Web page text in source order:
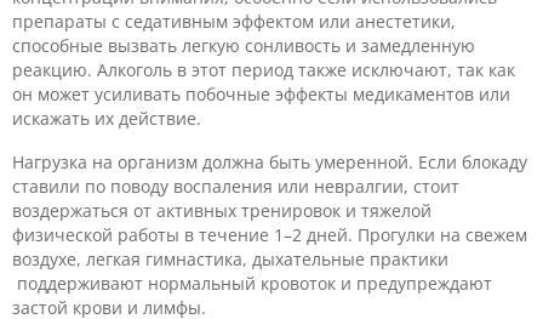
препараты с седативным эффектом или анестетики,
способные вызвать легкую сонливость и замедленную
реакцию. Алкоголь в этот период также исключают, так как
он может усиливать побочные эффекты медикаментов или
искажать их действие.
Нагрузка на организм должна быть умеренной. Если блокаду
ставили по поводу воспаления или невралгии, стоит
воздержаться от активных тренировок и тяжелой
физической работы в течение 1–2 дней. Прогулки на свежем
воздухе, легкая гимнастика, дыхательные практики
поддерживают нормальный кровоток и предупреждают
застой крови и лимфы.